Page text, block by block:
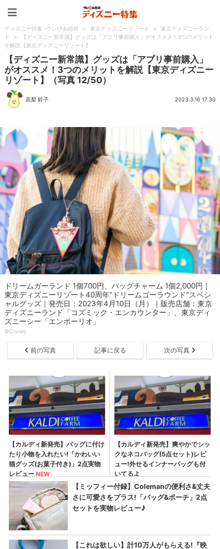
ディズニー特集 -ウレぴあ総研 > 東京ディズニーリゾート >
東京ディズニーラン
ド
>
【ディズニー新常識】グッズは「アプリ事前購入」がオススメ！3つのメリット
を解説【東京ディズニーリゾート】
【ディズニー新常識】グッズは「アプリ事前購入」
がオススメ！3つのメリットを解説【東京ディズニー
リゾート】（写真 12/50）
高梨 鈴子 2023.3.16 17:30
ドリームガーランド 1個700円、バッグチャーム 1個2,000円｜
東京ディズニーリゾート40周年“ドリームゴーラウンド”スペシ
ャルグッズ｜発売日：2023年4月10日（月）｜販売店舗：東京
ディズニーランド「コズミック・エンカウンター」、東京ディ
ズニーシー「エンポーリオ」
©︎Disney
前の写真 記事に戻る 次の写真